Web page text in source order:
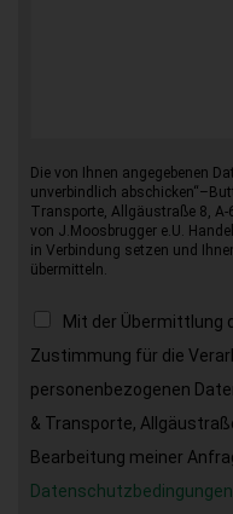
Die von Ihnen angegebenen
unverbindlich
Transporte, Allgäustraße 8,
von J.Moosbrugger e.U.
in Verbindung setzen und
übermitteln.
Mit der Übermittlung
Zustimmung für die
personenbezogenen
& Transporte,
Bearbeitung meiner
Datenschutzbedingungen